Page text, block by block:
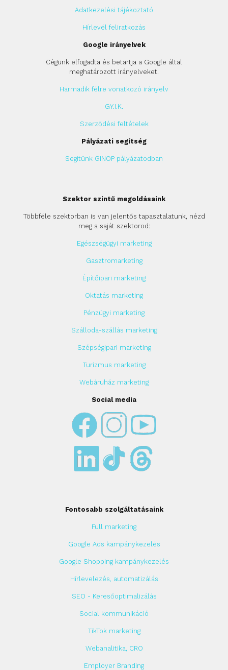
Adatkezelési tájékoztató
Hírlevél feliratkozás
Google irányelvek
Cégünk elfogadta és betartja a Google által
meghatározott irányelveket.
Harmadik félre vonatkozó irányelv
GY.I.K.
Szerződési feltételek
Pályázati segítség
Segítünk GINOP pályázatodban
Szektor szintű megoldásaink
Többféle szektorban is van jelentős tapasztalatunk, nézd
meg a saját szektorod:
Egészségügyi marketing
Gasztromarketing
Építőipari marketing
Oktatás marketing
Pénzügyi marketing
Szálloda-szállás marketing
Szépségipari marketing
Turizmus marketing
Webáruház marketing
Social media
Fontosabb szolgáltatásaink
Full marketing
Google Ads kampánykezelés
Google Shopping kampánykezelés
Hírlevelezés, automatizálás
SEO - Keresőoptimalizálás
Social kommunikáció
TikTok marketing
Webanalitika, CRO
Employer Branding